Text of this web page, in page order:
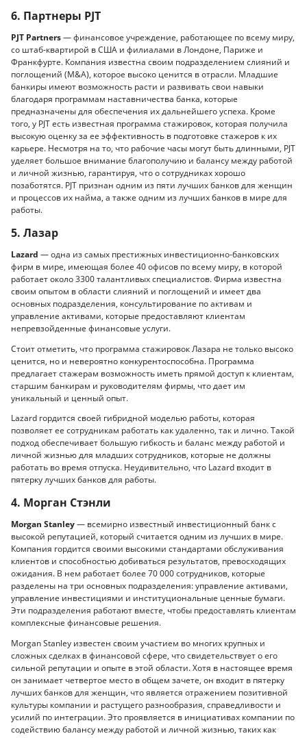
6. Партнеры PJT
PJT Partners— финансовое учреждение, работающее по всему миру,
со штаб-квартирой в США и филиалами в Лондоне, Париже и
Франкфурте. Компания известна своим подразделением слияний и
поглощений (M&A), которое высоко ценится в отрасли. Младшие
банкиры имеют возможность расти и развивать свои навыки
благодаря программам наставничества банка, которые
предназначены для обеспечения их дальнейшего успеха. Кроме
того, у PJT есть известная программа стажировок, которая получила
высокую оценку за ее эффективность в подготовке стажеров к их
карьере. Несмотря на то, что рабочие часы могут быть длинными, PJT
уделяет большое внимание благополучию и балансу между работой
и личной жизнью, гарантируя, что о сотрудниках хорошо
позаботятся. PJT признан одним из пяти лучших банков для женщин
и процессов их найма, а также одним из лучших банков в мире для
работы.
5. Лазар
Lazard — одна из самых престижных инвестиционно-банковских
фирм в мире, имеющая более 40 офисов по всему миру, в которой
работает около 3300 талантливых специалистов. Фирма известна
своим опытом в области слияний и поглощений и имеет два
основных подразделения, консультирование по активам и
управление активами, которые предоставляют клиентам
непревзойденные финансовые услуги.
Стоит отметить, что программа стажировок Лазара не только высоко
ценится, но и невероятно конкурентоспособна. Программа
предлагает стажерам возможность иметь прямой доступ к клиентам,
старшим банкирам и руководителям фирмы, что дает им
уникальный и ценный опыт.
Lazard гордится своей гибридной моделью работы, которая
позволяет ее сотрудникам работать как удаленно, так и лично. Такой
подход обеспечивает большую гибкость и баланс между работой и
личной жизнью для младших сотрудников, которые не должны
работать во время отпуска. Неудивительно, что Lazard входит в
пятерку лучших банков для работы.
4. Морган Стэнли
Morgan Stanley— всемирно известный инвестиционный банк с
высокой репутацией, который считается одним из лучших в мире.
Компания гордится своими высокими стандартами обслуживания
клиентов и способностью добиваться результатов, превосходящих
ожидания. В нем работает более 70 000 сотрудников, которые
разделены на три основных подразделения: управление активами,
управление инвестициями и институциональные ценные бумаги.
Эти подразделения работают вместе, чтобы предоставлять клиентам
комплексные финансовые решения.
Morgan Stanley известен своим участием во многих крупных и
сложных сделках в финансовой сфере, что свидетельствует о его
сильной репутации и опыте в этой области. Хотя в настоящее время
он занимает четвертое место в общем зачете, он входит в пятерку
лучших банков для женщин, что является отражением позитивной
культуры компании и растущего разнообразия, справедливости и
усилий по интеграции. Это проявляется в инициативах компании по
содействию балансу между работой и личной жизнью, таких как